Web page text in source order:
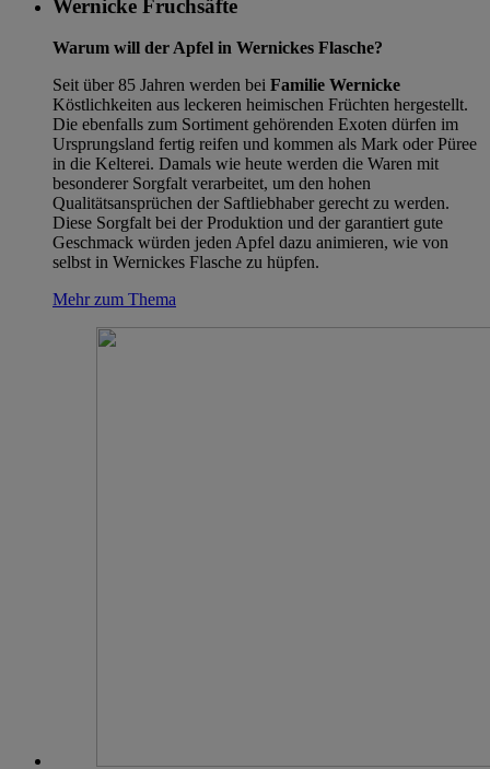
Wernicke Fruchsäfte
Warum will der Apfel in Wernickes Flasche?
Seit über 85 Jahren werden bei Familie Wernicke
Köstlichkeiten aus leckeren heimischen Früchten hergestellt.
Die ebenfalls zum Sortiment gehörenden Exoten dürfen im
Ursprungsland fertig reifen und kommen als Mark oder Püree
in die Kelterei. Damals wie heute werden die Waren mit
besonderer Sorgfalt verarbeitet, um den hohen
Qualitätsansprüchen der Saftliebhaber gerecht zu werden.
Diese Sorgfalt bei der Produktion und der garantiert gute
Geschmack würden jeden Apfel dazu animieren, wie von
selbst in Wernickes Flasche zu hüpfen.
Mehr zum Thema